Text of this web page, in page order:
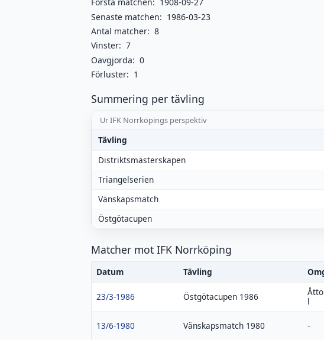
Senaste matchen: 1986-03-23
Antal matcher: 8
Vinster: 7
Oavgjorda: 0
Förluster: 1
Summering per tävling
Ur IFK Norrköpings perspektiv
Tävling
Distriktsmästerskapen
Triangelserien
Vänskapsmatch
Östgötacupen
Matcher mot IFK Norrköping
Datum Tävling
23/3-1986 Östgötacupen 1986
l
13/6-1980 Vänskapsmatch 1980 -